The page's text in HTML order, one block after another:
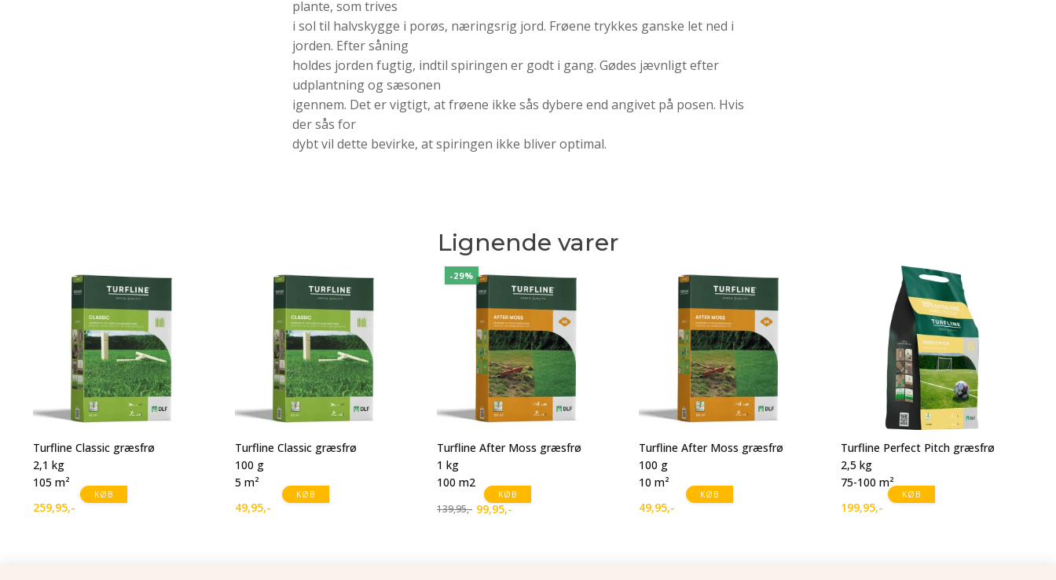
plante, som trives
i sol til halvskygge i porøs, næringsrig jord. Frøene trykkes ganske let ned i
jorden. Efter såning
holdes jorden fugtig, indtil spiringen er godt i gang. Gødes jævnligt efter
udplantning og sæsonen
igennem. Det er vigtigt, at frøene ikke sås dybere end angivet på posen. Hvis
der sås for
dybt vil dette bevirke, at spiringen ikke bliver optimal.
Lignende varer
KØB
Turfline Classic græsfrø
2,1 kg
105 m²
259,95,-
KØB
Turfline Classic græsfrø
100 g
5 m²
49,95,-
-29%
KØB
Turfline After Moss græsfrø
1 kg
100 m2
139,95,-
Den
99,95,-
Den
KØB
Turfline After Moss græsfrø
100 g
10 m²
49,95,-
KØB
Turfline Perfect Pitch græsfrø
2,5 kg
75-100 m²
199,95,-